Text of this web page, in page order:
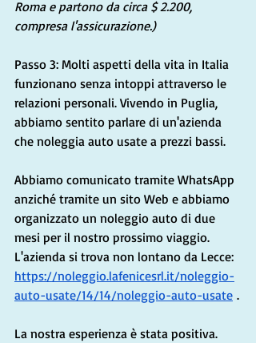
Roma e partono da circa $ 2.200,
compresa l'assicurazione.)
Passo 3: Molti aspetti della vita in Italia
funzionano senza intoppi attraverso le
relazioni personali. Vivendo in Puglia,
abbiamo sentito parlare di un'azienda
che noleggia auto usate a prezzi bassi.
Abbiamo comunicato tramite WhatsApp
anziché tramite un sito Web e abbiamo
organizzato un noleggio auto di due
mesi per il nostro prossimo viaggio.
L'azienda si trova non lontano da Lecce:
https://noleggio.lafenicesrl.it/noleggio-
auto-usate/14/14/noleggio-auto-usate .
La nostra esperienza è stata positiva.